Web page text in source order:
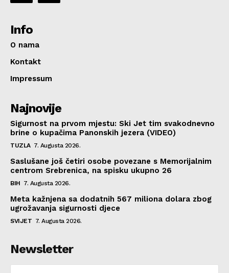
Info
O nama
Kontakt
Impressum
Najnovije
Sigurnost na prvom mjestu: Ski Jet tim svakodnevno
brine o kupačima Panonskih jezera (VIDEO)
TUZLA 7. Augusta 2026.
Saslušane još četiri osobe povezane s Memorijalnim
centrom Srebrenica, na spisku ukupno 26
BIH 7. Augusta 2026.
Meta kažnjena sa dodatnih 567 miliona dolara zbog
ugrožavanja sigurnosti djece
SVIJET 7. Augusta 2026.
Newsletter